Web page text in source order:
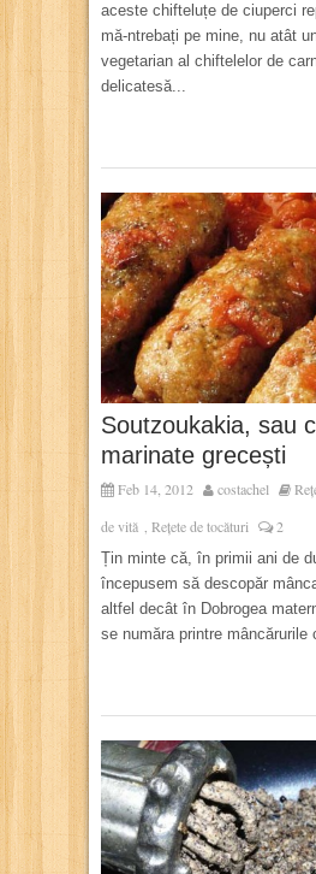
aceste chifteluțe de ciuperci
mă-ntrebați pe mine, nu atât
vegetarian al chiftelelor de
delicatesă...
Soutzoukakia, sau
marinate grecești
Feb 14, 2012 costachel
de vită , Rețete de tocături 2
Țin minte că, în primii ani de
începusem să descopăr
altfel decât în Dobrogea
se număra printre mâncărurile